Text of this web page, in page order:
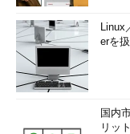
Linux
erを
国内
リッ